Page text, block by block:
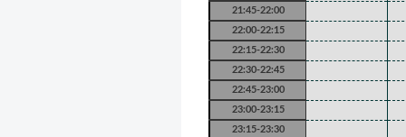
21:45-22:00
22:00-22:15
22:15-22:30
22:30-22:45
22:45-23:00
23:00-23:15
23:15-23:30